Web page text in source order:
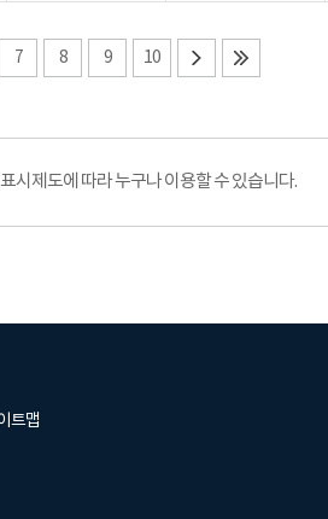
7 8 9 10
시제도에 따라 누구나 이용할 수 있습니다.
트맵